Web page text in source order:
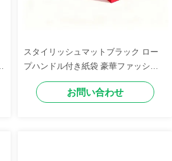
スタイリッシュマットブラック ロー
プハンドル付き紙袋 豪華ファッショ
ンブティック ショッピング ブランド
体験
お問い合わせ